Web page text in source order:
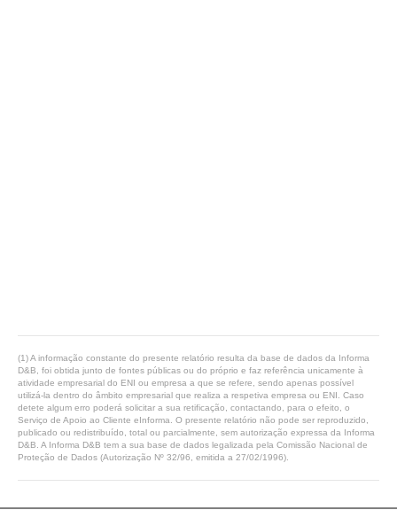
(1) A informação constante do presente relatório resulta da base de dados da Informa
D&B, foi obtida junto de fontes públicas ou do próprio e faz referência unicamente à
atividade empresarial do ENI ou empresa a que se refere, sendo apenas possível
utilizá-la dentro do âmbito empresarial que realiza a respetiva empresa ou ENI. Caso
detete algum erro poderá solicitar a sua retificação, contactando, para o efeito, o
Serviço de Apoio ao Cliente eInforma. O presente relatório não pode ser reproduzido,
publicado ou redistribuído, total ou parcialmente, sem autorização expressa da Informa
D&B. A Informa D&B tem a sua base de dados legalizada pela Comissão Nacional de
Proteção de Dados (Autorização Nº 32/96, emitida a 27/02/1996).